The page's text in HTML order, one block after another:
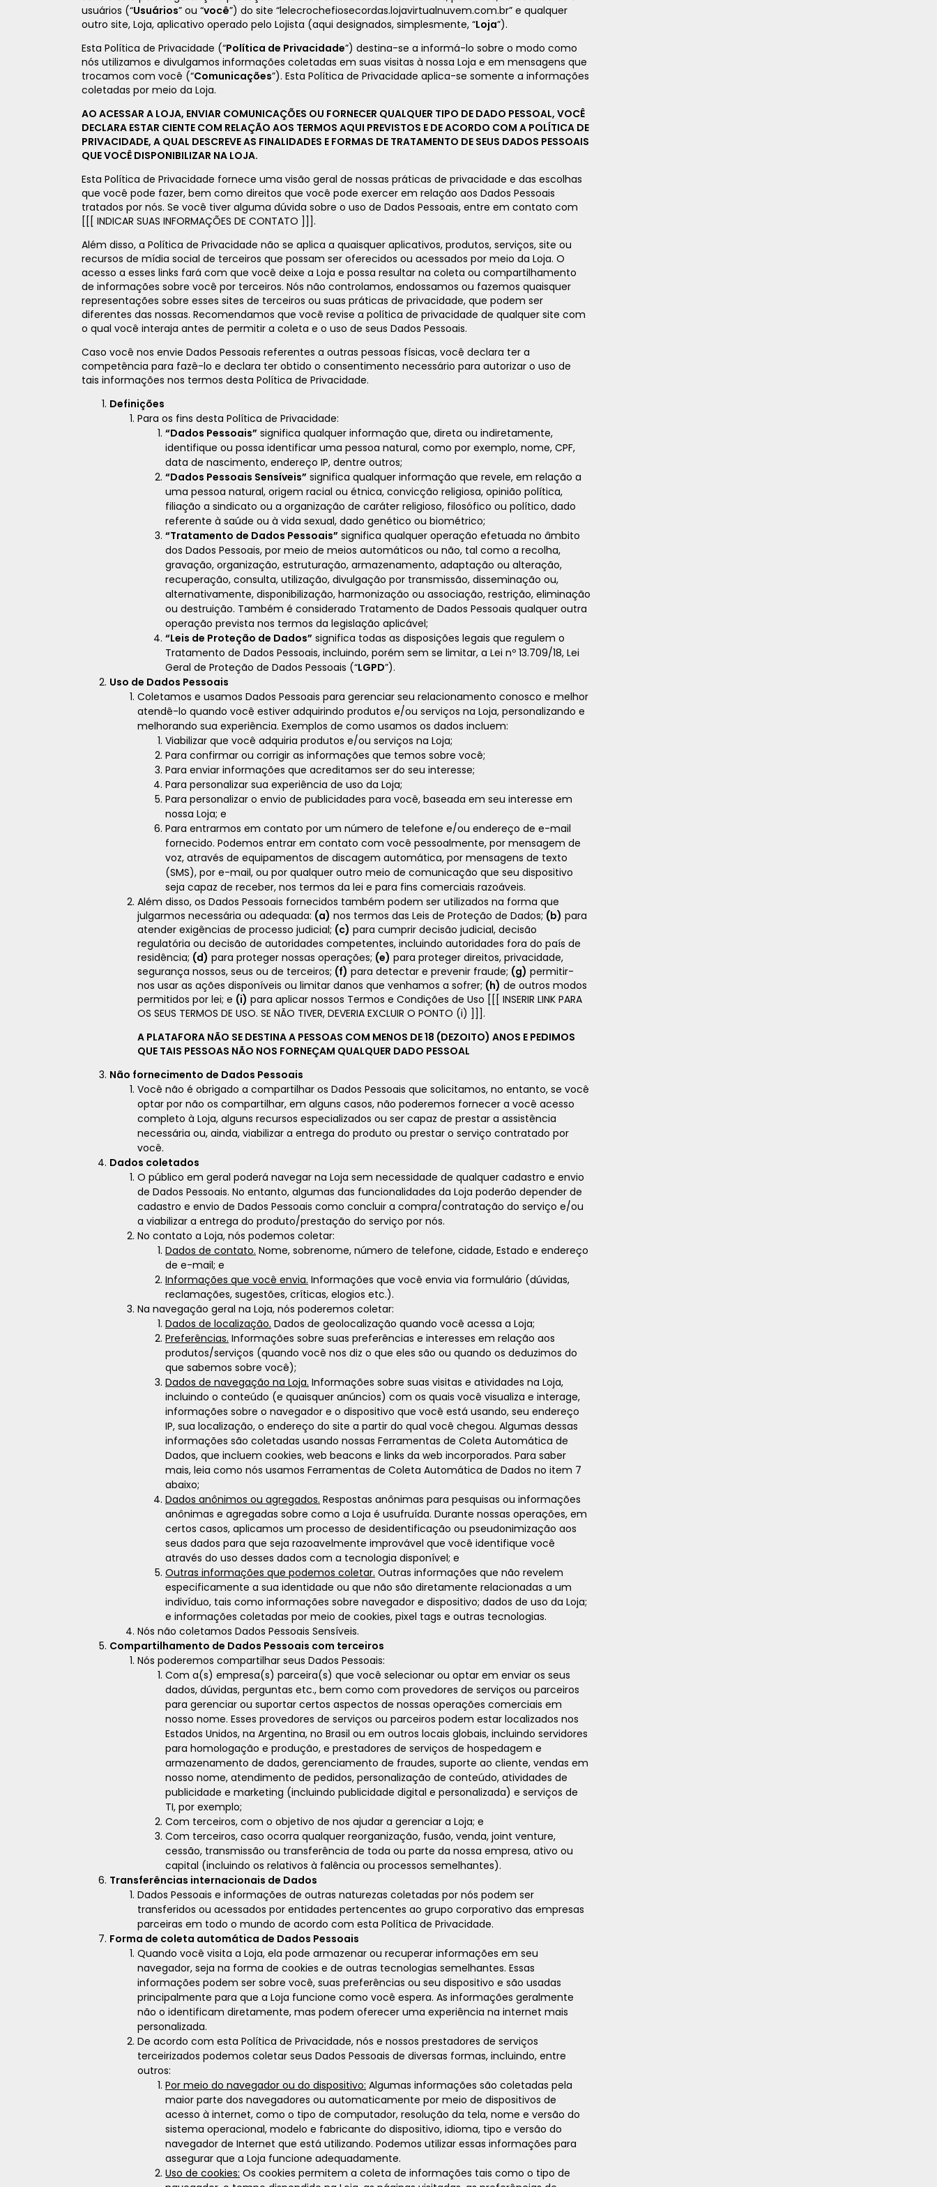
usuários (“Usuários” ou “você”) do site “lelecrochefiosecordas.lojavirtualnuvem.com.br” e qualquer
outro site, Loja, aplicativo operado pelo Lojista (aqui designados, simplesmente, “Loja”).
Esta Política de Privacidade (“Política de Privacidade”) destina-se a informá-lo sobre o modo como
nós utilizamos e divulgamos informações coletadas em suas visitas à nossa Loja e em mensagens que
trocamos com você (“Comunicações”). Esta Política de Privacidade aplica-se somente a informações
coletadas por meio da Loja.
AO ACESSAR A LOJA, ENVIAR COMUNICAÇÕES OU FORNECER QUALQUER TIPO DE DADO PESSOAL, VOCÊ
DECLARA ESTAR CIENTE COM RELAÇÃO AOS TERMOS AQUI PREVISTOS E DE ACORDO COM A POLÍTICA DE
PRIVACIDADE, A QUAL DESCREVE AS FINALIDADES E FORMAS DE TRATAMENTO DE SEUS DADOS PESSOAIS
QUE VOCÊ DISPONIBILIZAR NA LOJA.
Esta Política de Privacidade fornece uma visão geral de nossas práticas de privacidade e das escolhas
que você pode fazer, bem como direitos que você pode exercer em relação aos Dados Pessoais
tratados por nós. Se você tiver alguma dúvida sobre o uso de Dados Pessoais, entre em contato com
[[[ INDICAR SUAS INFORMAÇÕES DE CONTATO ]]].
Além disso, a Política de Privacidade não se aplica a quaisquer aplicativos, produtos, serviços, site ou
recursos de mídia social de terceiros que possam ser oferecidos ou acessados por meio da Loja. O
acesso a esses links fará com que você deixe a Loja e possa resultar na coleta ou compartilhamento
de informações sobre você por terceiros. Nós não controlamos, endossamos ou fazemos quaisquer
representações sobre esses sites de terceiros ou suas práticas de privacidade, que podem ser
diferentes das nossas. Recomendamos que você revise a política de privacidade de qualquer site com
o qual você interaja antes de permitir a coleta e o uso de seus Dados Pessoais.
Caso você nos envie Dados Pessoais referentes a outras pessoas físicas, você declara ter a
competência para fazê-lo e declara ter obtido o consentimento necessário para autorizar o uso de
tais informações nos termos desta Política de Privacidade.
Definições
Para os fins desta Política de Privacidade:
“Dados Pessoais” significa qualquer informação que, direta ou indiretamente,
identifique ou possa identificar uma pessoa natural, como por exemplo, nome, CPF,
data de nascimento, endereço IP, dentre outros;
“Dados Pessoais Sensíveis” significa qualquer informação que revele, em relação a
uma pessoa natural, origem racial ou étnica, convicção religiosa, opinião política,
filiação a sindicato ou a organização de caráter religioso, filosófico ou político, dado
referente à saúde ou à vida sexual, dado genético ou biométrico;
“Tratamento de Dados Pessoais” significa qualquer operação efetuada no âmbito
dos Dados Pessoais, por meio de meios automáticos ou não, tal como a recolha,
gravação, organização, estruturação, armazenamento, adaptação ou alteração,
recuperação, consulta, utilização, divulgação por transmissão, disseminação ou,
alternativamente, disponibilização, harmonização ou associação, restrição, eliminação
ou destruição. Também é considerado Tratamento de Dados Pessoais qualquer outra
operação prevista nos termos da legislação aplicável;
“Leis de Proteção de Dados” significa todas as disposições legais que regulem o
Tratamento de Dados Pessoais, incluindo, porém sem se limitar, a Lei nº 13.709/18, Lei
Geral de Proteção de Dados Pessoais (“LGPD”).
Uso de Dados Pessoais
Coletamos e usamos Dados Pessoais para gerenciar seu relacionamento conosco e melhor
atendê-lo quando você estiver adquirindo produtos e/ou serviços na Loja, personalizando e
melhorando sua experiência. Exemplos de como usamos os dados incluem:
Viabilizar que você adquiria produtos e/ou serviços na Loja;
Para confirmar ou corrigir as informações que temos sobre você;
Para enviar informações que acreditamos ser do seu interesse;
Para personalizar sua experiência de uso da Loja;
Para personalizar o envio de publicidades para você, baseada em seu interesse em
nossa Loja; e
Para entrarmos em contato por um número de telefone e/ou endereço de e-mail
fornecido. Podemos entrar em contato com você pessoalmente, por mensagem de
voz, através de equipamentos de discagem automática, por mensagens de texto
(SMS), por e-mail, ou por qualquer outro meio de comunicação que seu dispositivo
seja capaz de receber, nos termos da lei e para fins comerciais razoáveis.
Além disso, os Dados Pessoais fornecidos também podem ser utilizados na forma que
julgarmos necessária ou adequada: (a) nos termos das Leis de Proteção de Dados; (b) para
atender exigências de processo judicial; (c) para cumprir decisão judicial, decisão
regulatória ou decisão de autoridades competentes, incluindo autoridades fora do país de
residência; (d) para proteger nossas operações; (e) para proteger direitos, privacidade,
segurança nossos, seus ou de terceiros; (f) para detectar e prevenir fraude; (g) permitir-
nos usar as ações disponíveis ou limitar danos que venhamos a sofrer; (h) de outros modos
permitidos por lei; e (i) para aplicar nossos Termos e Condições de Uso [[[ INSERIR LINK PARA
OS SEUS TERMOS DE USO. SE NÃO TIVER, DEVERIA EXCLUIR O PONTO (i) ]]].
A PLATAFORA NÃO SE DESTINA A PESSOAS COM MENOS DE 18 (DEZOITO) ANOS E PEDIMOS
QUE TAIS PESSOAS NÃO NOS FORNEÇAM QUALQUER DADO PESSOAL
Não fornecimento de Dados Pessoais
Você não é obrigado a compartilhar os Dados Pessoais que solicitamos, no entanto, se você
optar por não os compartilhar, em alguns casos, não poderemos fornecer a você acesso
completo à Loja, alguns recursos especializados ou ser capaz de prestar a assistência
necessária ou, ainda, viabilizar a entrega do produto ou prestar o serviço contratado por
você.
Dados coletados
O público em geral poderá navegar na Loja sem necessidade de qualquer cadastro e envio
de Dados Pessoais. No entanto, algumas das funcionalidades da Loja poderão depender de
cadastro e envio de Dados Pessoais como concluir a compra/contratação do serviço e/ou
a viabilizar a entrega do produto/prestação do serviço por nós.
No contato a Loja, nós podemos coletar:
Dados de contato. Nome, sobrenome, número de telefone, cidade, Estado e endereço
de e-mail; e
Informações que você envia. Informações que você envia via formulário (dúvidas,
reclamações, sugestões, críticas, elogios etc.).
Na navegação geral na Loja, nós poderemos coletar:
Dados de localização. Dados de geolocalização quando você acessa a Loja;
Preferências. Informações sobre suas preferências e interesses em relação aos
produtos/serviços (quando você nos diz o que eles são ou quando os deduzimos do
que sabemos sobre você);
Dados de navegação na Loja. Informações sobre suas visitas e atividades na Loja,
incluindo o conteúdo (e quaisquer anúncios) com os quais você visualiza e interage,
informações sobre o navegador e o dispositivo que você está usando, seu endereço
IP, sua localização, o endereço do site a partir do qual você chegou. Algumas dessas
informações são coletadas usando nossas Ferramentas de Coleta Automática de
Dados, que incluem cookies, web beacons e links da web incorporados. Para saber
mais, leia como nós usamos Ferramentas de Coleta Automática de Dados no item 7
abaixo;
Dados anônimos ou agregados. Respostas anônimas para pesquisas ou informações
anônimas e agregadas sobre como a Loja é usufruída. Durante nossas operações, em
certos casos, aplicamos um processo de desidentificação ou pseudonimização aos
seus dados para que seja razoavelmente improvável que você identifique você
através do uso desses dados com a tecnologia disponível; e
Outras informações que podemos coletar. Outras informações que não revelem
especificamente a sua identidade ou que não são diretamente relacionadas a um
indivíduo, tais como informações sobre navegador e dispositivo; dados de uso da Loja;
e informações coletadas por meio de cookies, pixel tags e outras tecnologias.
Nós não coletamos Dados Pessoais Sensíveis.
Compartilhamento de Dados Pessoais com terceiros
Nós poderemos compartilhar seus Dados Pessoais:
Com a(s) empresa(s) parceira(s) que você selecionar ou optar em enviar os seus
dados, dúvidas, perguntas etc., bem como com provedores de serviços ou parceiros
para gerenciar ou suportar certos aspectos de nossas operações comerciais em
nosso nome. Esses provedores de serviços ou parceiros podem estar localizados nos
Estados Unidos, na Argentina, no Brasil ou em outros locais globais, incluindo servidores
para homologação e produção, e prestadores de serviços de hospedagem e
armazenamento de dados, gerenciamento de fraudes, suporte ao cliente, vendas em
nosso nome, atendimento de pedidos, personalização de conteúdo, atividades de
publicidade e marketing (incluindo publicidade digital e personalizada) e serviços de
TI, por exemplo;
Com terceiros, com o objetivo de nos ajudar a gerenciar a Loja; e
Com terceiros, caso ocorra qualquer reorganização, fusão, venda, joint venture,
cessão, transmissão ou transferência de toda ou parte da nossa empresa, ativo ou
capital (incluindo os relativos à falência ou processos semelhantes).
Transferências internacionais de Dados
Dados Pessoais e informações de outras naturezas coletadas por nós podem ser
transferidos ou acessados por entidades pertencentes ao grupo corporativo das empresas
parceiras em todo o mundo de acordo com esta Política de Privacidade.
Forma de coleta automática de Dados Pessoais
Quando você visita a Loja, ela pode armazenar ou recuperar informações em seu
navegador, seja na forma de cookies e de outras tecnologias semelhantes. Essas
informações podem ser sobre você, suas preferências ou seu dispositivo e são usadas
principalmente para que a Loja funcione como você espera. As informações geralmente
não o identificam diretamente, mas podem oferecer uma experiência na internet mais
personalizada.
De acordo com esta Política de Privacidade, nós e nossos prestadores de serviços
terceirizados podemos coletar seus Dados Pessoais de diversas formas, incluindo, entre
outros:
Por meio do navegador ou do dispositivo: Algumas informações são coletadas pela
maior parte dos navegadores ou automaticamente por meio de dispositivos de
acesso à internet, como o tipo de computador, resolução da tela, nome e versão do
sistema operacional, modelo e fabricante do dispositivo, idioma, tipo e versão do
navegador de Internet que está utilizando. Podemos utilizar essas informações para
assegurar que a Loja funcione adequadamente.
Uso de cookies: Os cookies permitem a coleta de informações tais como o tipo de